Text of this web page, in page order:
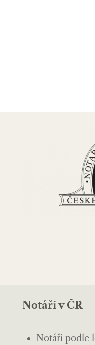
Notáři v ČR
Notáři podle